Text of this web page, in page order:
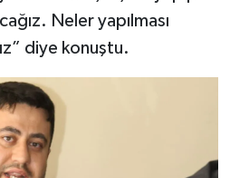
Neler yapılması
diye konuştu.